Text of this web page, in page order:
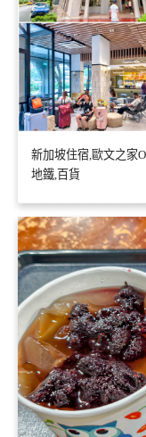
新加坡住宿,歐文之家
地鐵,百貨